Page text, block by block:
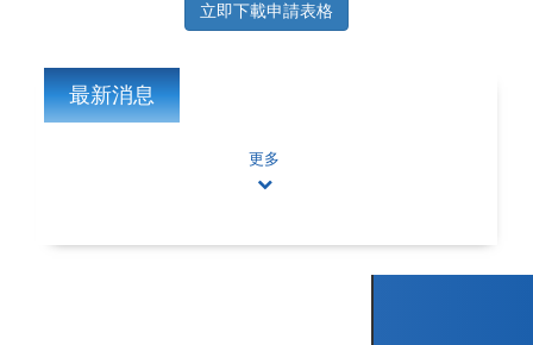
立即下載申請表格
最新消息
更多